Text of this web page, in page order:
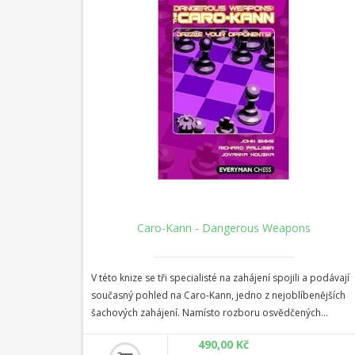
Caro-Kann - Dangerous Weapons
V této knize se tři specialisté na zahájení spojili a podávají
současný pohled na Caro-Kann, jedno z nejoblíbenějších
šachových zahájení. Namísto rozboru osvědčených
prozkoumané varianty a vybírají množství "nebezpečných"
490,00 Kč